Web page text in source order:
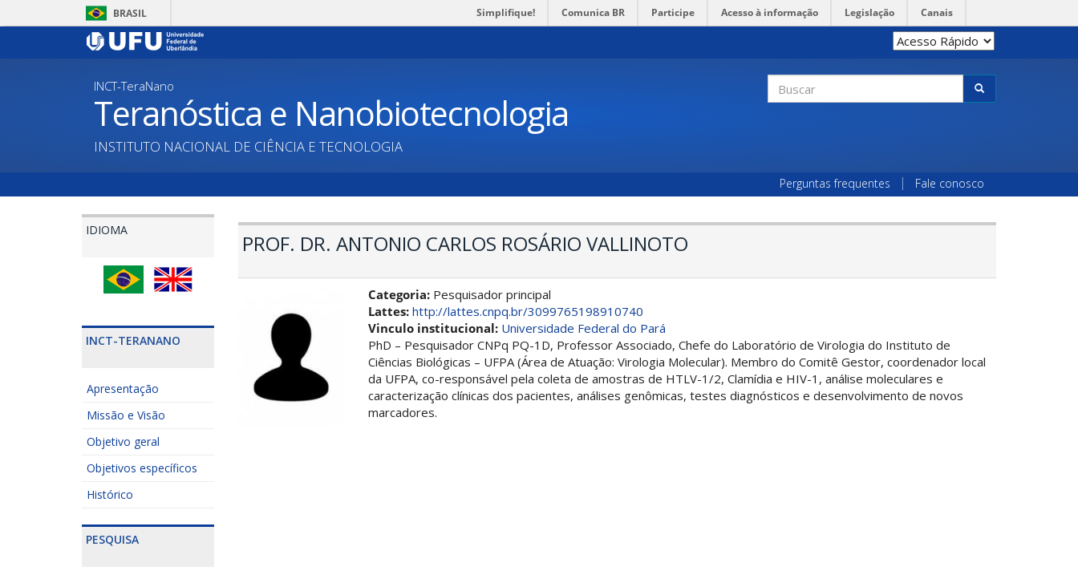
para
BRASIL Simplifique! Comunica BR Participe Acesso à informação Legislação Canais
INCT-TeraNano
Teranóstica e Nanobiotecnologia
INSTITUTO NACIONAL DE CIÊNCIA E TECNOLOGIA
Formulário
Perguntas frequentes Fale conosco
IDIOMA
INCT-TERANANO
Apresentação
Missão e Visão
Objetivo geral
Objetivos específicos
Histórico
PESQUISA
PROF. DR. ANTONIO CARLOS ROSÁRIO VALLINOTO
Categoria: Pesquisador principal
Lattes:http://lattes.cnpq.br/3099765198910740
Vinculo institucional: Universidade Federal do Pará
PhD – Pesquisador CNPq PQ-1D, Professor Associado, Chefe do Laboratório de Virologia do Instituto de
Ciências Biológicas – UFPA (Área de Atuação: Virologia Molecular). Membro do Comitê Gestor, coordenador local
da UFPA, co-responsável pela coleta de amostras de HTLV-1/2, Clamídia e HIV-1, análise moleculares e
caracterização clínicas dos pacientes, análises genômicas, testes diagnósticos e desenvolvimento de novos
marcadores.